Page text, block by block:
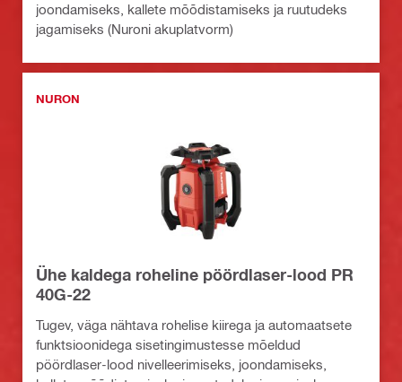
joondamiseks, kallete mõõdistamiseks ja ruutudeks
jagamiseks (Nuroni akuplatvorm)
NURON
Ühe kaldega roheline pöördlaser-lood PR
40G-22
Tugev, väga nähtava rohelise kiirega ja automaatsete
funktsioonidega sisetingimustesse mõeldud
pöördlaser-lood nivelleerimiseks, joondamiseks,